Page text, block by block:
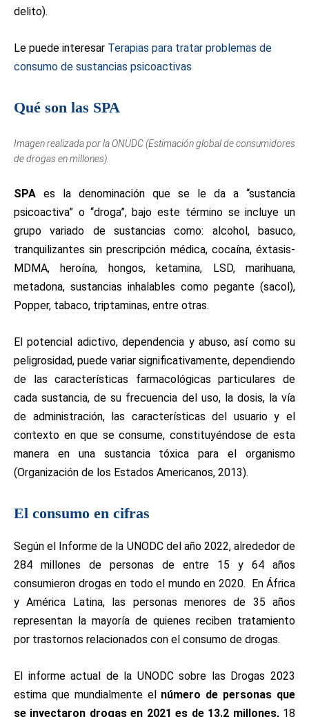
delito).
Le puede interesar Terapias para tratar problemas de
consumo de sustancias psicoactivas
Qué son las SPA
Imagen realizada por la ONUDC (Estimación global de consumidores
de drogas en millones).
SPA es la denominación que se le da a “sustancia
psicoactiva” o “droga”, bajo este término se incluye un
grupo variado de sustancias como: alcohol, basuco,
tranquilizantes sin prescripción médica, cocaína, éxtasis-
MDMA, heroína, hongos, ketamina, LSD, marihuana,
metadona, sustancias inhalables como pegante (sacol),
Popper, tabaco, triptaminas, entre otras.
El potencial adictivo, dependencia y abuso, así como su
peligrosidad, puede variar significativamente, dependiendo
de las características farmacológicas particulares de
cada sustancia, de su frecuencia del uso, la dosis, la vía
de administración, las características del usuario y el
contexto en que se consume, constituyéndose de esta
manera en una sustancia tóxica para el organismo
(Organización de los Estados Americanos, 2013).
El consumo en cifras
Según el Informe de la UNODC del año 2022, alrededor de
284 millones de personas de entre 15 y 64 años
consumieron drogas en todo el mundo en 2020. En África
y América Latina, las personas menores de 35 años
representan la mayoría de quienes reciben tratamiento
por trastornos relacionados con el consumo de drogas.
El informe actual de la UNODC sobre las Drogas 2023
estima que mundialmente el número de personas que
se inyectaron drogas en 2021 es de 13.2 millones,18